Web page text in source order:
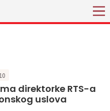
direktorke RTS-a
uslova